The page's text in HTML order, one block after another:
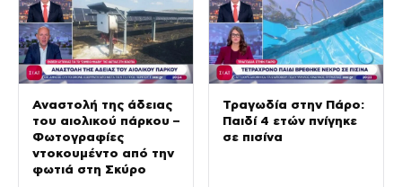
Αναστολή της άδειας
του αιολικού πάρκου –
Φωτογραφίες
ντοκουμέντο από την
φωτιά στη Σκύρο
Τραγωδία στην Πάρο:
Παιδί 4 ετών πνίγηκε
σε πισίνα